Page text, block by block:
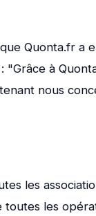
Quonta.fr a
"Grâce à
nous
les
toutes les